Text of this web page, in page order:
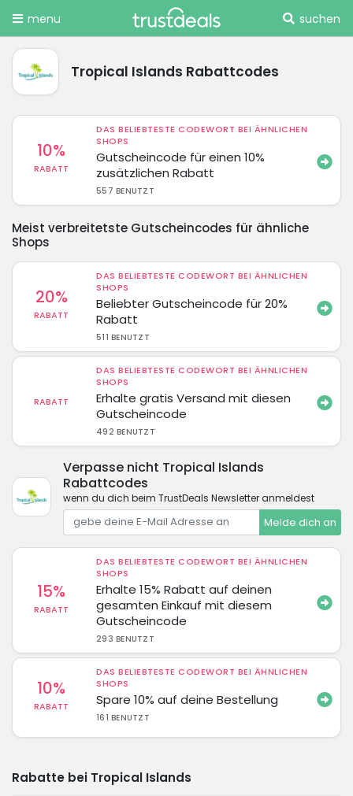
menu suchen
Tropical Islands Rabattcodes
10%
RABATT
DAS BELIEBTESTE CODEWORT BEI ÄHNLICHEN
SHOPS
Gutscheincode für einen 10%
zusätzlichen Rabatt
557 BENUTZT
Meist verbreitetste Gutscheincodes für ähnliche
Shops
20%
RABATT
DAS BELIEBTESTE CODEWORT BEI ÄHNLICHEN
SHOPS
Beliebter Gutscheincode für 20%
Rabatt
511 BENUTZT
RABATT
DAS BELIEBTESTE CODEWORT BEI ÄHNLICHEN
SHOPS
Erhalte gratis Versand mit diesen
Gutscheincode
492 BENUTZT
Verpasse nicht Tropical Islands
Rabattcodes
wenn du dich beim TrustDeals Newsletter anmeldest
Melde dich an
15%
RABATT
DAS BELIEBTESTE CODEWORT BEI ÄHNLICHEN
SHOPS
Erhalte 15% Rabatt auf deinen
gesamten Einkauf mit diesem
Gutscheincode
293 BENUTZT
10%
RABATT
DAS BELIEBTESTE CODEWORT BEI ÄHNLICHEN
SHOPS
Spare 10% auf deine Bestellung
161 BENUTZT
Rabatte bei Tropical Islands